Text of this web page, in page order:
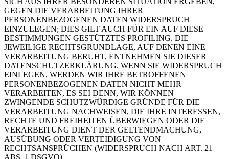
GEGEN DIE VERARBEITUNG IHRER
PERSONENBEZOGENEN DATEN WIDERSPRUCH
EINZULEGEN; DIES GILT AUCH FÜR EIN AUF DIESE
BESTIMMUNGEN GESTÜTZTES PROFILING. DIE
JEWEILIGE RECHTSGRUNDLAGE, AUF DENEN EINE
VERARBEITUNG BERUHT, ENTNEHMEN SIE DIESER
DATENSCHUTZERKLÄRUNG. WENN SIE WIDERSPRUCH
EINLEGEN, WERDEN WIR IHRE BETROFFENEN
PERSONENBEZOGENEN DATEN NICHT MEHR
VERARBEITEN, ES SEI DENN, WIR KÖNNEN
ZWINGENDE SCHUTZWÜRDIGE GRÜNDE FÜR DIE
VERARBEITUNG NACHWEISEN, DIE IHRE INTERESSEN,
RECHTE UND FREIHEITEN ÜBERWIEGEN ODER DIE
VERARBEITUNG DIENT DER GELTENDMACHUNG,
AUSÜBUNG ODER VERTEIDIGUNG VON
RECHTSANSPRÜCHEN (WIDERSPRUCH NACH ART. 21
ABS. 1 DSGVO).